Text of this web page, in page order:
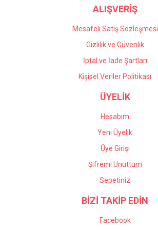
ALIŞVERİŞ
Mesafeli Satış Sözleşmesi
Gizlilik ve Güvenlik
İptal ve İade Şartları
Kişisel Veriler Politikası
ÜYELİK
Hesabım
Yeni Üyelik
Üye Girişi
Şifremi Unuttum
Sepetiniz
BİZİ TAKİP EDİN
Facebook